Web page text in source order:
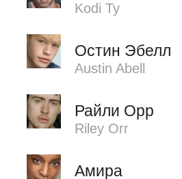
Kodi Ty
Остин Эбелл
Austin Abell
Райли Орр
Riley Orr
Амира